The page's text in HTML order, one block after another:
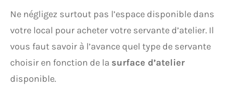
Ne négligez surtout pas l’espace disponible dans
votre local pour acheter votre servante d’atelier. Il
vous faut savoir à l’avance quel type de servante
choisir en fonction de la surface d’atelier
disponible.